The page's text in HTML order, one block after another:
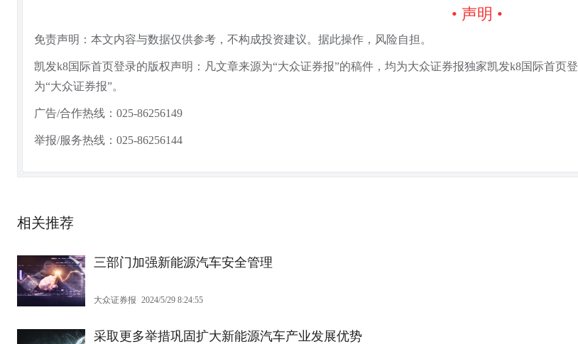
• 声明 •
免责声明：本文内容与数据仅供参考，不构成投资建议。据此操作，风险自担。
凯发k8国际首页登录的版权声明：凡文章来源为“大众证券报”的稿件，均为大众证券报独家凯发k8国际首
为“大众证券报”。
广告/合作热线：025-86256149
举报/服务热线：025-86256144
相关推荐
三部门加强新能源汽车安全管理
大众证券报 2024/5/29 8:24:55
采取更多举措巩固扩大新能源汽车产业发展优势